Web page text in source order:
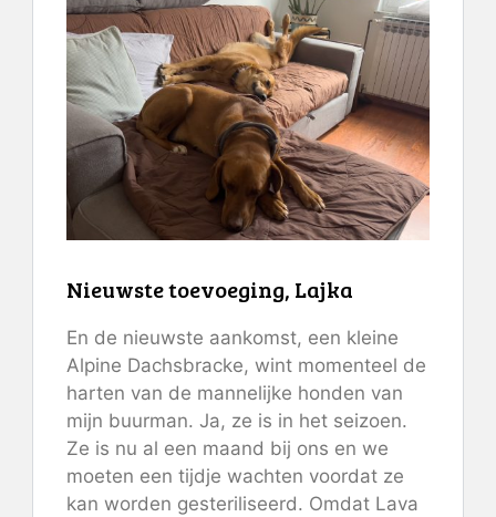
Nieuwste toevoeging, Lajka
En de nieuwste aankomst, een kleine
Alpine Dachsbracke, wint momenteel de
harten van de mannelijke honden van
mijn buurman. Ja, ze is in het seizoen.
Ze is nu al een maand bij ons en we
moeten een tijdje wachten voordat ze
kan worden gesteriliseerd. Omdat Lava